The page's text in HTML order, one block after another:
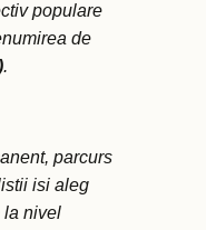
populare
de
.
parcurs
isi aleg
la nivel